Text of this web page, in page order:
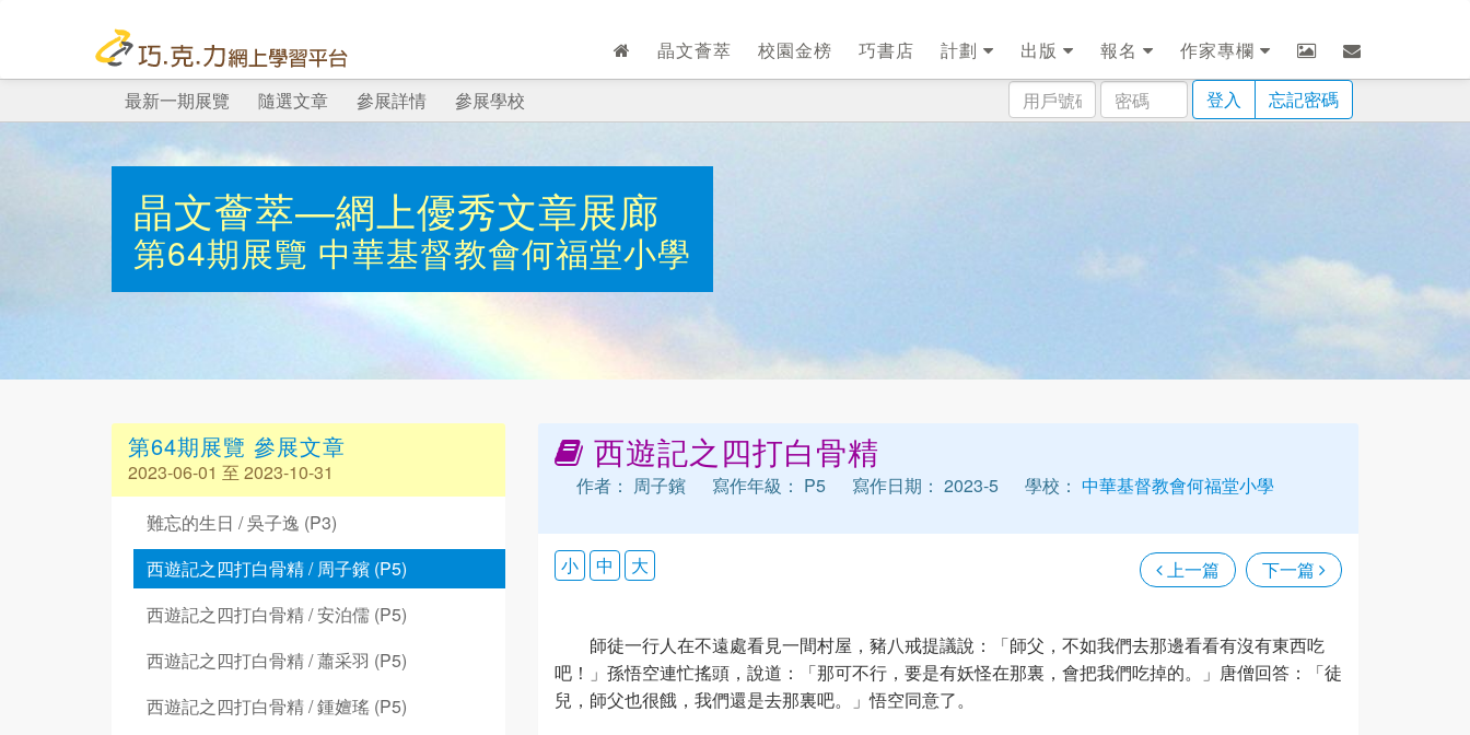
晶文薈萃 校園金榜 巧書店 計劃 出版 報名
作家專欄
用
戶
密
碼
登入 忘記密碼
最新一期展覽 隨選文章 參展詳情 參展學校
晶文薈萃—網上優秀文章展廊
第64期展覽 中華基督教會何福堂小學
第64期展覽 參展文章
2023-06-01 至 2023-10-31
難忘的生日 / 吳子逸 (P3)
西遊記之四打白骨精 / 周子鑌 (P5)
西遊記之四打白骨精 / 安泊儒 (P5)
西遊記之四打白骨精 / 蕭采羽 (P5)
西遊記之四打白骨精 / 鍾嬗瑤 (P5)
西遊記之四打白骨精
作者： 周子鑌 寫作年級： P5 寫作日期： 2023-5 學校： 中華基督教會何福堂小學
上一篇 下一篇
小 中 大
師徒一行人在不遠處看見一間村屋，豬八戒提議說：「師父，不如我們去那邊看看有沒有東西吃
吧！」孫悟空連忙搖頭，說道：「那可不行，要是有妖怪在那裏，會把我們吃掉的。」唐僧回答：「徒
兒，師父也很餓，我們還是去那裏吧。」悟空同意了。